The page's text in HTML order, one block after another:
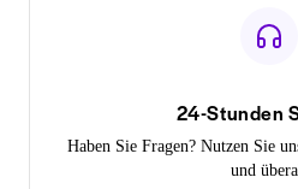
24-Stunden
Haben Sie Fragen? Nutzen Sie
und